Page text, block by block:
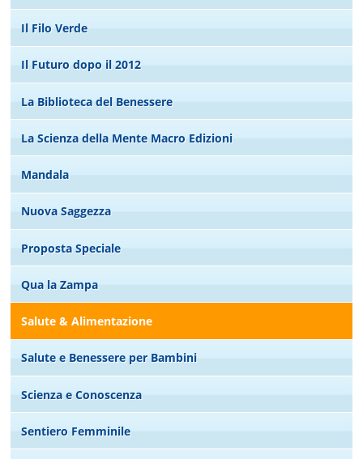
Il Filo Verde
Il Futuro dopo il 2012
La Biblioteca del Benessere
La Scienza della Mente Macro Edizioni
Mandala
Nuova Saggezza
Proposta Speciale
Qua la Zampa
Salute & Alimentazione
Salute e Benessere per Bambini
Scienza e Conoscenza
Sentiero Femminile